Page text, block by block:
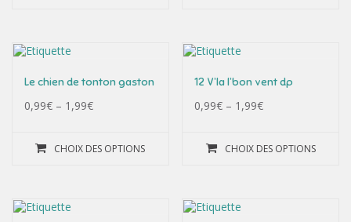
Le chien de tonton gaston
0,99€ – 1,99€
CHOIX DES OPTIONS
12 V’la l’bon vent dp
0,99€ – 1,99€
CHOIX DES OPTIONS